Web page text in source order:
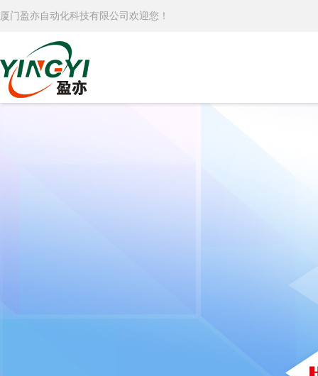
厦门盈亦自动化科技有限公司欢迎您！